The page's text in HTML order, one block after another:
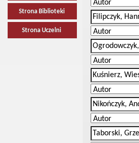
Strona Biblioteki
Strona Uczelni